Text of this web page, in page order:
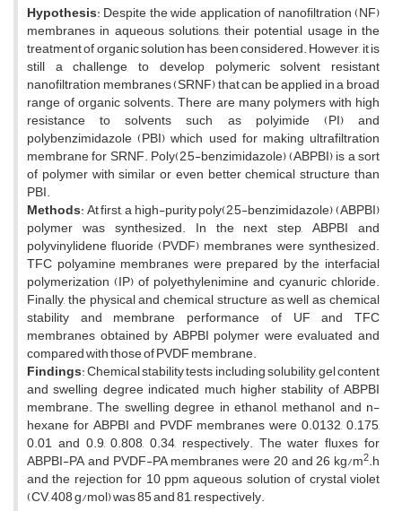
Hypothesis: Despite the wide application of nanofiltration (NF)
membranes in aqueous solutions, their potential usage in the
treatment of organic solution has been considered. However, it is
still a challenge to develop polymeric solvent resistant
nanofiltration membranes (SRNF) that can be applied in a broad
range of organic solvents. There are many polymers with high
resistance to solvents such as polyimide (PI) and
polybenzimidazole (PBI) which used for making ultrafiltration
membrane for SRNF. Poly(2,5-benzimidazole) (ABPBI) is a sort
of polymer with similar or even better chemical structure than
PBI.
Methods: At first, a high-purity poly(2,5-benzimidazole) (ABPBI)
polymer was synthesized. In the next step, ABPBI and
polyvinylidene fluoride (PVDF) membranes were synthesized.
TFC polyamine membranes were prepared by the interfacial
polymerization (IP) of polyethylenimine and cyanuric chloride.
Finally, the physical and chemical structure as well as chemical
stability and membrane performance of UF and TFC
membranes obtained by ABPBI polymer were evaluated and
compared with those of PVDF membrane.
Findings: Chemical stability tests including solubility, gel content
and swelling degree indicated much higher stability of ABPBI
membrane. The swelling degree in ethanol, methanol and n-
hexane for ABPBI and PVDF membranes were 0.0132, 0.175,
0.01 and 0.9, 0.808, 0.34, respectively. The water fluxes for
ABPBI-PA and PVDF-PA membranes were 20 and 26 kg/m2.h
and the rejection for 10 ppm aqueous solution of crystal violet
(CV, 408 g/mol) was 85 and 81, respectively.